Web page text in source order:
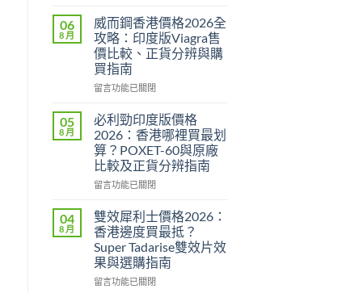
P-
Force
評
價
2026：
印
雙
效
偉
哥
效
果、
作
用
與
香
港
購
06
8 月
威而鋼香港價格2026全
攻略：印度版Viagra售
價比較、正貨分辨與購
買指南
在
而
鋼
香
港
價
格
全
攻
略：
印
度
版
留言功能已關閉
05
8 月
必利勁印度版價格
2026：香港哪裡買最划
算？POXET-60與原廠
比較及正貨分辨指南
在
利
勁
印
度
版
價
留言功能已關閉
04
8 月
雙效犀利士價格2026：
香港邊度買最抵？
Super Tadarise雙效片效
果與選購指南
在
留言功能已關閉